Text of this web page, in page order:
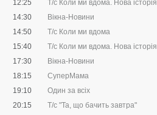
12:25
Т/с Коли ми вдома. Нова історія
14:30
Вікна-Новини
14:50
Т/с Коли ми вдома
15:40
Т/с Коли ми вдома. Нова історія
17:30
Вікна-Новини
18:15
СуперМама
19:10
Один за всіх
20:15
Т/с "Та, що бачить завтра"